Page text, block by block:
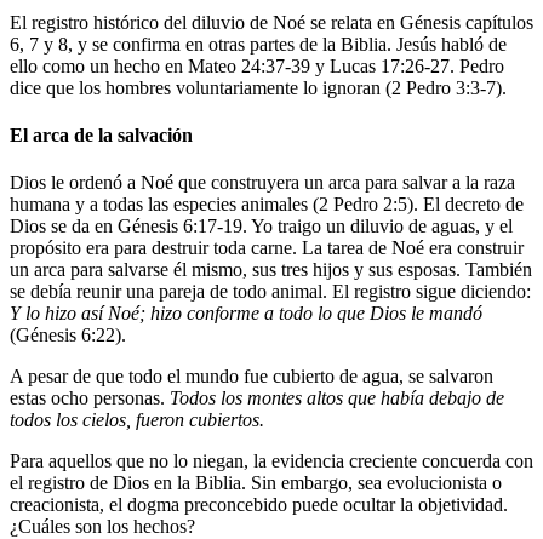
El registro histórico del diluvio de Noé se relata en Génesis capítulos
6, 7 y 8, y se confirma en otras partes de la Biblia. Jesús habló de
ello como un hecho en Mateo 24:37-39 y Lucas 17:26-27. Pedro
dice que los hombres voluntariamente lo ignoran (2 Pedro 3:3-7).
El arca de la salvación
Dios le ordenó a Noé que construyera un arca para salvar a la raza
humana y a todas las especies animales (2 Pedro 2:5). El decreto de
Dios se da en Génesis 6:17-19. Yo traigo un diluvio de aguas, y el
propósito era para destruir toda carne. La tarea de Noé era construir
un arca para salvarse él mismo, sus tres hijos y sus esposas. También
se debía reunir una pareja de todo animal. El registro sigue diciendo:
Y lo hizo así Noé; hizo conforme a todo lo que Dios le mandó
(Génesis 6:22).
A pesar de que todo el mundo fue cubierto de agua, se salvaron
estas ocho personas. Todos los montes altos que había debajo de
todos los cielos, fueron cubiertos.
Para aquellos que no lo niegan, la evidencia creciente concuerda con
el registro de Dios en la Biblia. Sin embargo, sea evolucionista o
creacionista, el dogma preconcebido puede ocultar la objetividad.
¿Cuáles son los hechos?